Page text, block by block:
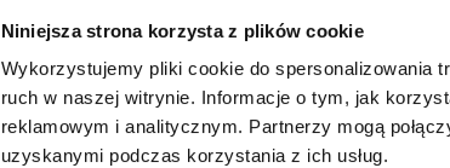
Niniejsza strona korzysta z plików cookie
Wykorzystujemy pliki cookie do spersonalizowania
ruch w naszej witrynie. Informacje o tym, jak
reklamowym i analitycznym. Partnerzy mogą
uzyskanymi podczas korzystania z ich usług.